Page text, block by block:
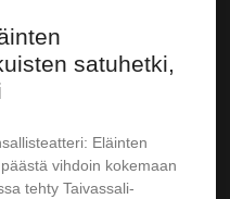
satuhetki,
Eläinten
vihdoin kokemaan
tehty Taivassali-